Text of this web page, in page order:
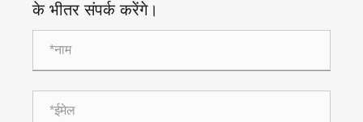
के भीतर संपर्क करेंगे।